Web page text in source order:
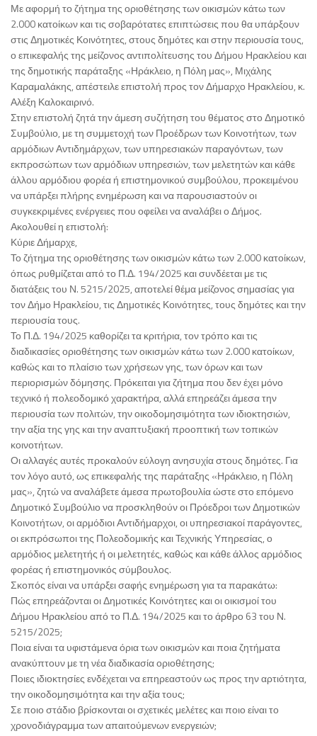
Με αφορμή το ζήτημα της οριοθέτησης των οικισμών κάτω των
2.000 κατοίκων και τις σοβαρότατες επιπτώσεις που θα υπάρξουν
στις Δημοτικές Κοινότητες, στους δημότες και στην περιουσία τους,
ο επικεφαλής της μείζονος αντιπολίτευσης του Δήμου Ηρακλείου και
της δημοτικής παράταξης «Ηράκλειο, η Πόλη μας», Μιχάλης
Καραμαλάκης, απέστειλε επιστολή προς τον Δήμαρχο Ηρακλείου, κ.
Αλέξη Καλοκαιρινό.
Στην επιστολή ζητά την άμεση συζήτηση του θέματος στο Δημοτικό
Συμβούλιο, με τη συμμετοχή των Προέδρων των Κοινοτήτων, των
αρμόδιων Αντιδημάρχων, των υπηρεσιακών παραγόντων, των
εκπροσώπων των αρμόδιων υπηρεσιών, των μελετητών και κάθε
άλλου αρμόδιου φορέα ή επιστημονικού συμβούλου, προκειμένου
να υπάρξει πλήρης ενημέρωση και να παρουσιαστούν οι
συγκεκριμένες ενέργειες που οφείλει να αναλάβει ο Δήμος.
Ακολουθεί η επιστολή:
Κύριε Δήμαρχε,
Το ζήτημα της οριοθέτησης των οικισμών κάτω των 2.000 κατοίκων,
όπως ρυθμίζεται από το Π.Δ. 194/2025 και συνδέεται με τις
διατάξεις του Ν. 5215/2025, αποτελεί θέμα μείζονος σημασίας για
τον Δήμο Ηρακλείου, τις Δημοτικές Κοινότητες, τους δημότες και την
περιουσία τους.
Το Π.Δ. 194/2025 καθορίζει τα κριτήρια, τον τρόπο και τις
διαδικασίες οριοθέτησης των οικισμών κάτω των 2.000 κατοίκων,
καθώς και το πλαίσιο των χρήσεων γης, των όρων και των
περιορισμών δόμησης. Πρόκειται για ζήτημα που δεν έχει μόνο
τεχνικό ή πολεοδομικό χαρακτήρα, αλλά επηρεάζει άμεσα την
περιουσία των πολιτών, την οικοδομησιμότητα των ιδιοκτησιών,
την αξία της γης και την αναπτυξιακή προοπτική των τοπικών
κοινοτήτων.
Οι αλλαγές αυτές προκαλούν εύλογη ανησυχία στους δημότες. Για
τον λόγο αυτό, ως επικεφαλής της παράταξης «Ηράκλειο, η Πόλη
μας», ζητώ να αναλάβετε άμεσα πρωτοβουλία ώστε στο επόμενο
Δημοτικό Συμβούλιο να προσκληθούν οι Πρόεδροι των Δημοτικών
Κοινοτήτων, οι αρμόδιοι Αντιδήμαρχοι, οι υπηρεσιακοί παράγοντες,
οι εκπρόσωποι της Πολεοδομικής και Τεχνικής Υπηρεσίας, ο
αρμόδιος μελετητής ή οι μελετητές, καθώς και κάθε άλλος αρμόδιος
φορέας ή επιστημονικός σύμβουλος.
Σκοπός είναι να υπάρξει σαφής ενημέρωση για τα παρακάτω:
Πώς επηρεάζονται οι Δημοτικές Κοινότητες και οι οικισμοί του
Δήμου Ηρακλείου από το Π.Δ. 194/2025 και το άρθρο 63 του Ν.
5215/2025;
Ποια είναι τα υφιστάμενα όρια των οικισμών και ποια ζητήματα
ανακύπτουν με τη νέα διαδικασία οριοθέτησης;
Ποιες ιδιοκτησίες ενδέχεται να επηρεαστούν ως προς την αρτιότητα,
την οικοδομησιμότητα και την αξία τους;
Σε ποιο στάδιο βρίσκονται οι σχετικές μελέτες και ποιο είναι το
χρονοδιάγραμμα των απαιτούμενων ενεργειών;